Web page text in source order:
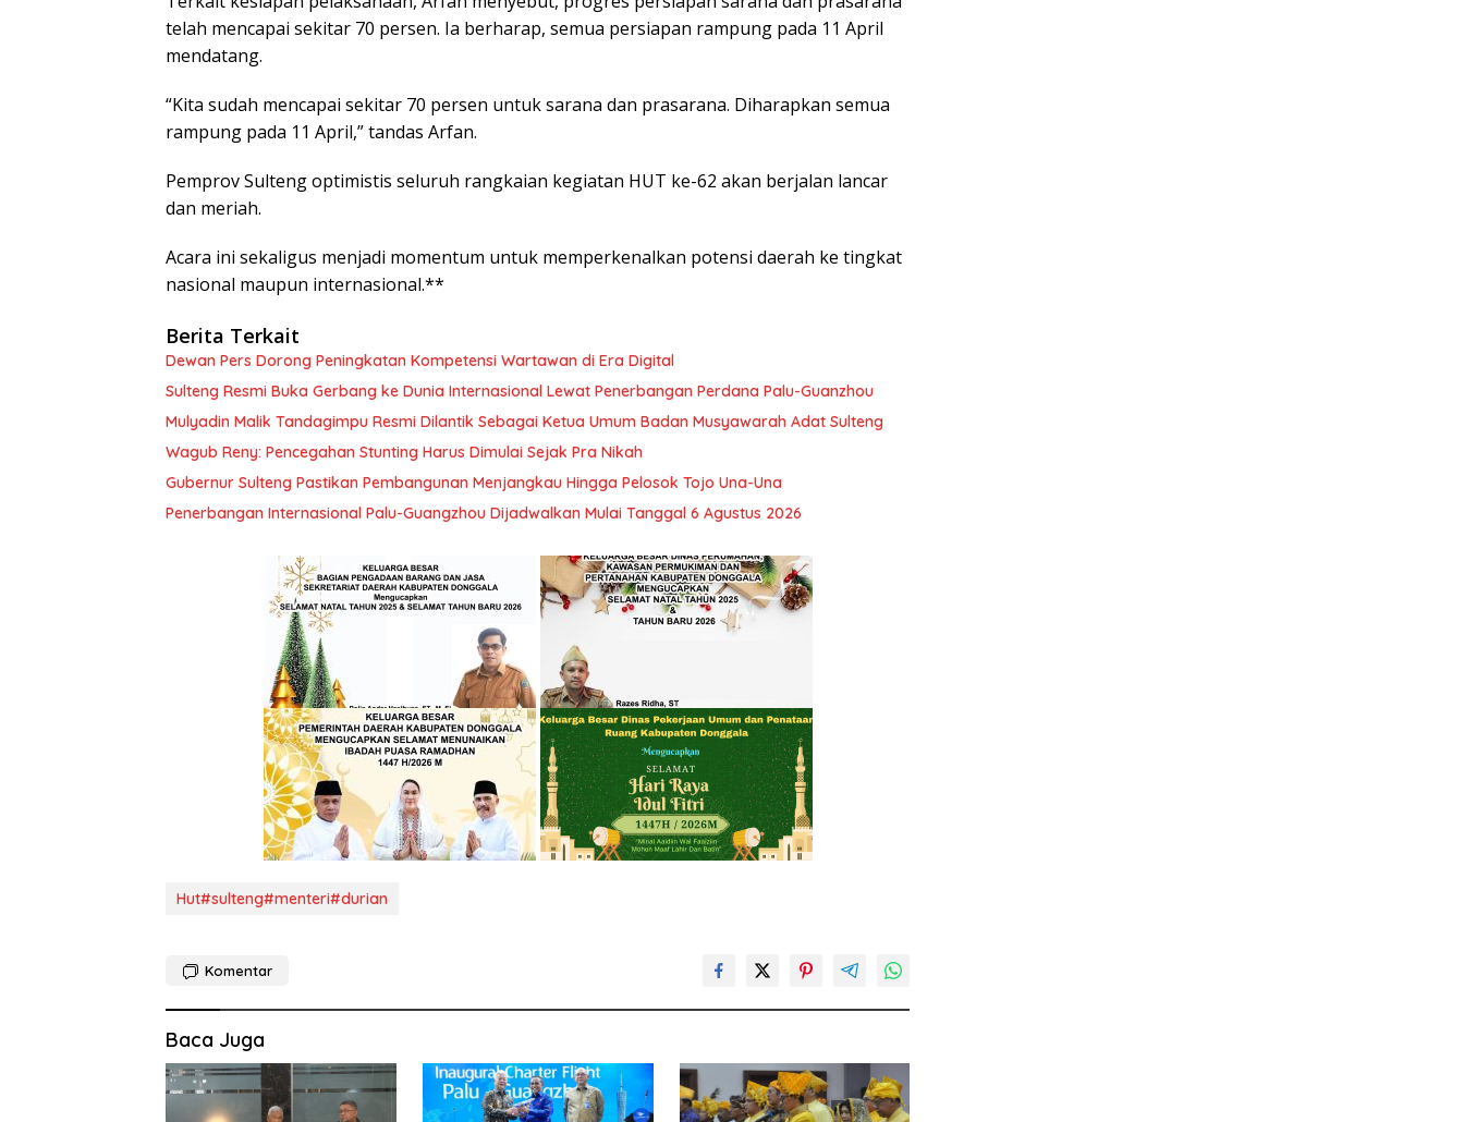
telah mencapai sekitar 70 persen. Ia berharap, semua persiapan rampung pada 11 April
mendatang.
“Kita sudah mencapai sekitar 70 persen untuk sarana dan prasarana. Diharapkan semua
rampung pada 11 April,” tandas Arfan.
Pemprov Sulteng optimistis seluruh rangkaian kegiatan HUT ke-62 akan berjalan lancar
dan meriah.
Acara ini sekaligus menjadi momentum untuk memperkenalkan potensi daerah ke tingkat
nasional maupun internasional.**
Berita Terkait
Dewan Pers Dorong Peningkatan Kompetensi Wartawan di Era Digital
Sulteng Resmi Buka Gerbang ke Dunia Internasional Lewat Penerbangan Perdana Palu-Guanzhou
Mulyadin Malik Tandagimpu Resmi Dilantik Sebagai Ketua Umum Badan Musyawarah Adat Sulteng
Wagub Reny: Pencegahan Stunting Harus Dimulai Sejak Pra Nikah
Gubernur Sulteng Pastikan Pembangunan Menjangkau Hingga Pelosok Tojo Una-Una
Penerbangan Internasional Palu-Guangzhou Dijadwalkan Mulai Tanggal 6 Agustus 2026
Hut#sulteng#menteri#durian
Komentar
Baca Juga